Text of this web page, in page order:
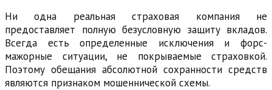
Ни одна реальная страховая компания не
предоставляет полную безусловную защиту вкладов.
Всегда есть определенные исключения и форс-
мажорные ситуации, не покрываемые страховкой.
Поэтому обещания абсолютной сохранности средств
являются признаком мошеннической схемы.